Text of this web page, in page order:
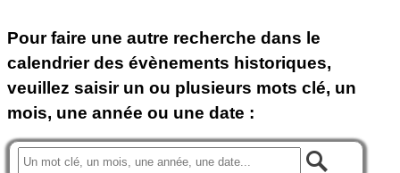
Pour faire une autre recherche dans le
calendrier des évènements historiques,
veuillez saisir un ou plusieurs mots clé, un
mois, une année ou une date :